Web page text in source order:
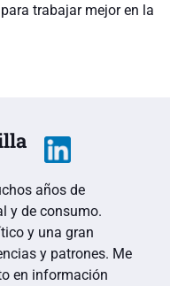
trabajar mejor en la
años de
y de consumo.
y una gran
y patrones. Me
en información